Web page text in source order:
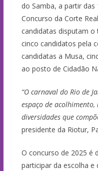
do Samba, a partir
Concurso da Corte
candidatas disputam o
cinco candidatos pela
candidatas a Musa,
ao posto de Cidadão
“O carnaval do Rio de
espaço de
diversidades que
presidente da Riotur,
O concurso de 2025 é
participar da escolha e